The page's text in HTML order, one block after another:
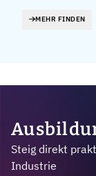
MEHR FINDEN
Steig direkt
Industrie